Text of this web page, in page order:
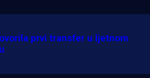
prvi transfer u ljetnom